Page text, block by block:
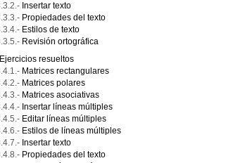
Insertar texto
Propiedades del texto
Estilos de texto
Revisión ortográfica
Ejercicios resueltos
Matrices rectangulares
Matrices polares
Matrices asociativas
Insertar líneas múltiples
Editar líneas múltiples
Estilos de líneas múltiples
Insertar texto
Propiedades del texto